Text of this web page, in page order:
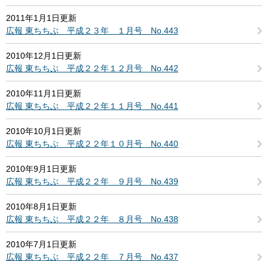
2011年1月1日更新
広報 東ちちぶ 平成２３年 １月号 No.443
2010年12月1日更新
広報 東ちちぶ 平成２２年１２月号 No.442
2010年11月1日更新
広報 東ちちぶ 平成２２年１１月号 No.441
2010年10月1日更新
広報 東ちちぶ 平成２２年１０月号 No.440
2010年9月1日更新
広報 東ちちぶ 平成２２年 ９月号 No.439
2010年8月1日更新
広報 東ちちぶ 平成２２年 ８月号 No.438
2010年7月1日更新
広報 東ちちぶ 平成２２年 ７月号 No.437